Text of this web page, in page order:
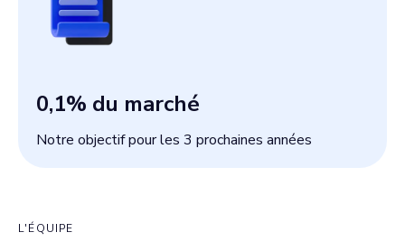
0,1% du marché
Notre objectif pour les 3 prochaines années
L'ÉQUIPE